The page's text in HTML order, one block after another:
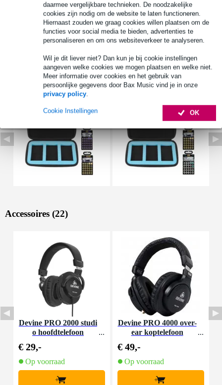
daarmee vergelijkbare technieken. De noodzakelijke
cookies zijn nodig om de website te laten functioneren.
Hiernaast zouden we graag cookies willen plaatsen om de
functies voor social media te bieden, advertenties te
personaliseren en om ons websiteverkeer te analyseren.
Wil je dit liever niet? Dan kun je bij cookie instellingen
aangeven welke cookies we mogen plaatsen en welke niet.
Meer informatie over cookies en het gebruik van
persoonlijke gegevens door Bax Music vind je in onze
privacy policy.
OK
Cookie Instellingen
Bekijk ook eens (4)
Bekijk ook eens (49)
Accessoires (22)
Devine PRO 2000 studi
o hoofdtelefoon
€ 29,-
Op voorraad
+
Devine PRO 4000 over-
ear koptelefoon
€ 49,-
Op voorraad
+